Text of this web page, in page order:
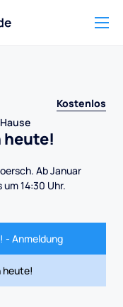
Kostenlos
heute!
Ab Januar
14:30 Uhr.
- Anmeldung
heute!